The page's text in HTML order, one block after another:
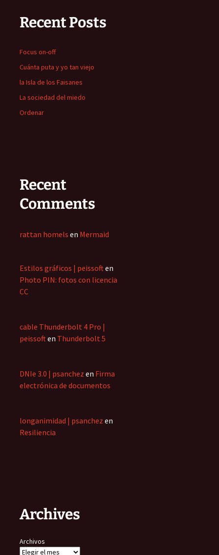
Recent Posts
Focus on-off
Cuánta puta y yo tan viejo
la Isla de los Faisanes
La sociedad del miedo
Ordenar
Recent
Comments
rattan homels en Mermaid
Estilos gráficos | peissoften
Photo PIN: fotos con licencia
CC
cable Thunderbolt 4 Pro |
peissoften Thunderbolt 5
DNIe 3.0 | psanchez en Firma
electrónica de documentos
longanimidad | psanchez en
Resiliencia
Archives
Archivos